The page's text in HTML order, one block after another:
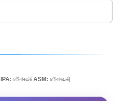
চাইবাৰৱ’ৰ্ল্ডASM: চাইবাৰৱ’ৰ্ল্ড]